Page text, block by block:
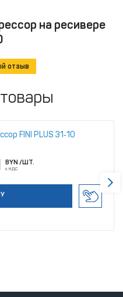
на ресивере
отзыв
FINI PLUS 31‑10
BYN /ШТ.
с НДС